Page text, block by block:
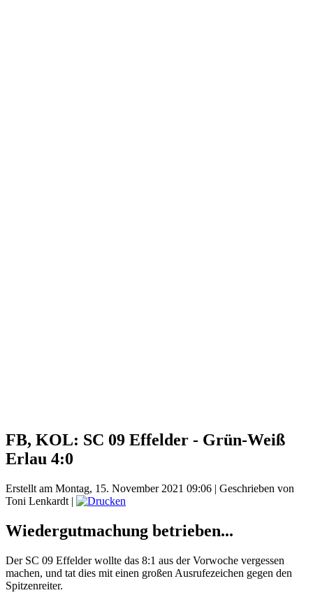
FB, KOL: SC 09 Effelder - Grün-Weiß
Erlau 4:0
Erstellt am Montag, 15. November 2021 09:06 | Geschrieben von
Toni Lenkardt |
Wiedergutmachung betrieben...
Der SC 09 Effelder wollte das 8:1 aus der Vorwoche vergessen
machen, und tat dies mit einen großen Ausrufezeichen gegen den
Spitzenreiter.